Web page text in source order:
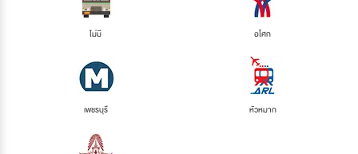
ไม่มี อโศก
เพชรบุรี หัวหมาก